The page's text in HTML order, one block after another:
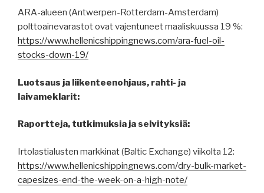
ARA-alueen (Antwerpen-Rotterdam-Amsterdam)
polttoainevarastot ovat vajentuneet maaliskuussa 19 %:
https://www.hellenicshippingnews.com/ara-fuel-oil-
stocks-down-19/
Luotsaus ja liikenteenohjaus, rahti- ja
laivameklarit:
Raportteja, tutkimuksia ja selvityksiä:
Irtolastialusten markkinat (Baltic Exchange) viikolta 12:
https://www.hellenicshippingnews.com/dry-bulk-market-
capesizes-end-the-week-on-a-high-note/